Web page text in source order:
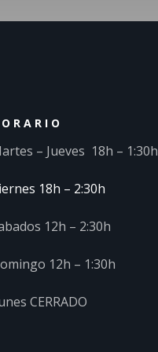
– Jueves 18h – 1:30h
18h – 2:30h
12h – 2:30h
12h – 1:30h
CERRADO